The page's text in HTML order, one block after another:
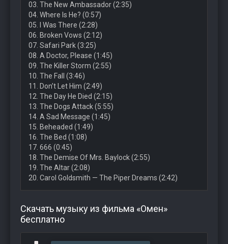
03. The New Ambassador (2:35)
04. Where Is He? (0:57)
05. I Was There (2:28)
06. Broken Vows (2:12)
07. Safari Park (3:25)
08. A Doctor, Please (1:45)
09. The Killer Storm (2:55)
10. The Fall (3:46)
11. Don’t Let Him (2:49)
12. The Day He Died (2:15)
13. The Dogs Attack (5:55)
14. A Sad Message (1:45)
15. Beheaded (1:49)
16. The Bed (1:08)
17. 666 (0:45)
18. The Demise Of Mrs. Baylock (2:55)
19. The Altar (2:08)
20. Carol Goldsmith — The Piper Dreams (2:42)
Скачать музыку из фильма «Омен»
бесплатно